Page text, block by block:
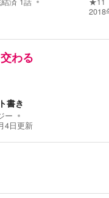
2018
わる
書き
ー
4日更新